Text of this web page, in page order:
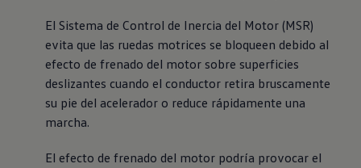
El Sistema de Control de Inercia del Motor (MSR)
evita que las ruedas motrices se bloqueen debido al
efecto de frenado del motor sobre superficies
deslizantes cuando el conductor retira bruscamente
su pie del acelerador o reduce rápidamente una
marcha.
El efecto de frenado del motor podría provocar el